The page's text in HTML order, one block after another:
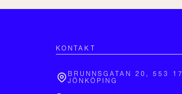
KONTAKT
BRUNNSGATAN 20, 553 17
JÖNKÖPING